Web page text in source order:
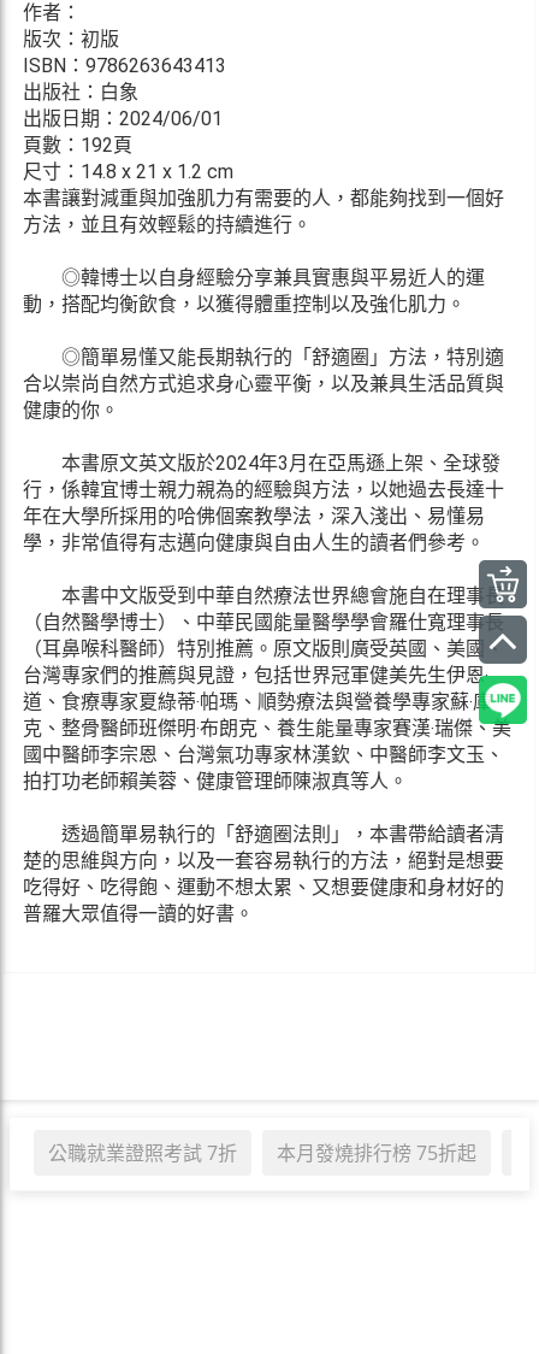
公職就業證照考試 7折 本月發燒排行榜 75折起
作者：
版次：初版
ISBN：9786263643413
出版社：白象
出版日期：2024/06/01
頁數：192頁
尺寸：14.8 x 21 x 1.2 cm
本書讓對減重與加強肌力有需要的人，都能夠找到一個好
方法，並且有效輕鬆的持續進行。
◎韓博士以自身經驗分享兼具實惠與平易近人的運
動，搭配均衡飲食，以獲得體重控制以及強化肌力。
◎簡單易懂又能長期執行的「舒適圈」方法，特別適
合以崇尚自然方式追求身心靈平衡，以及兼具生活品質與
健康的你。
本書原文英文版於2024年3月在亞馬遜上架、全球發
行，係韓宜博士親力親為的經驗與方法，以她過去長達十
年在大學所採用的哈佛個案教學法，深入淺出、易懂易
學，非常值得有志邁向健康與自由人生的讀者們參考。
本書中文版受到中華自然療法世界總會施自在理事長
（自然醫學博士）、中華民國能量醫學學會羅仕寬理事長
（耳鼻喉科醫師）特別推薦。原文版則廣受英國、美國、
台灣專家們的推薦與見證，包括世界冠軍健美先生伊恩‧
道、食療專家夏綠蒂‧帕瑪、順勢療法與營養學專家蘇‧庫
克、整骨醫師班傑明‧布朗克、養生能量專家賽漢‧瑞傑、美
國中醫師李宗恩、台灣氣功專家林漢欽、中醫師李文玉、
拍打功老師賴美蓉、健康管理師陳淑真等人。
透過簡單易執行的「舒適圈法則」，本書帶給讀者清
楚的思維與方向，以及一套容易執行的方法，絕對是想要
吃得好、吃得飽、運動不想太累、又想要健康和身材好的
普羅大眾值得一讀的好書。